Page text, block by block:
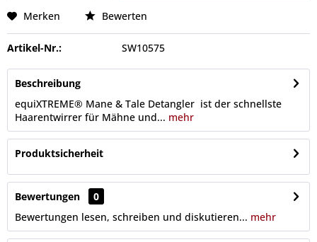
Merken Bewerten
Artikel-Nr.: SW10575
Beschreibung
equiXTREME® Mane & Tale Detangler ist der schnellste
Haarentwirrer für Mähne und... mehr
Produktsicherheit
Bewertungen
0
Bewertungen lesen, schreiben und diskutieren... mehr